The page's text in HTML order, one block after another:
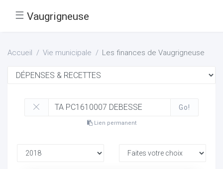
☰ Vaugrigneuse
Accueil Vie municipale Les finances de Vaugrigneuse
Go!
Lien permanent